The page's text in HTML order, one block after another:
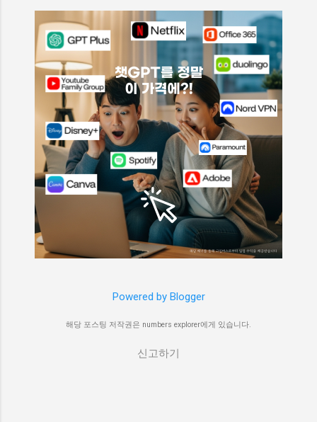
Powered by Blogger
해당 포스팅 저작권은 numbers explorer에게 있습니다.
신고하기